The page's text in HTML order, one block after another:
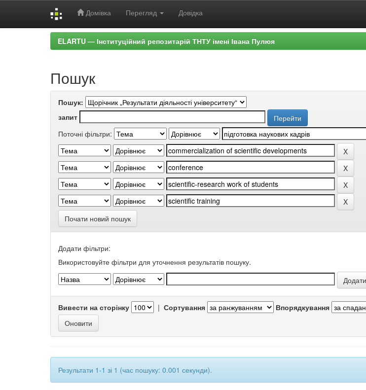
Домівка Перегляд Довідка
ELARTU — Інституційний репозитарій ТНТУ імені Івана Пулюя
Пошук
Пошук:
запит
Поточні фільтри:
Почати новий пошук
Додати фільтри:
Використовуйте фільтри для уточнення результатів пошуку.
Вивести на сторінку | Сортування Впорядкування
Результати 1-1 зі 1 (час пошуку: 0.001 секунди).